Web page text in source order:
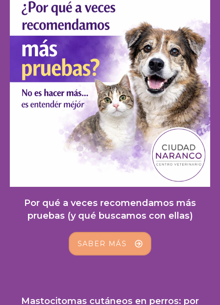
Por qué a veces recomendamos más
pruebas (y qué buscamos con ellas)
SABER MÁS
Mastocitomas cutáneos en perros: por